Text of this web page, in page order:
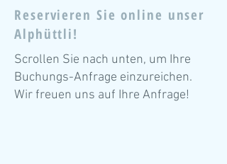
Reservieren Sie online unser
Alphüttli!
Scrollen Sie nach unten, um Ihre
Buchungs-Anfrage einzureichen.
Wir freuen uns auf Ihre Anfrage!